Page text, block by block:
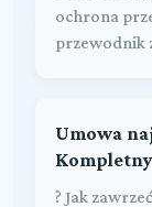
ochrona
przewodnik
Umowa
? Jak